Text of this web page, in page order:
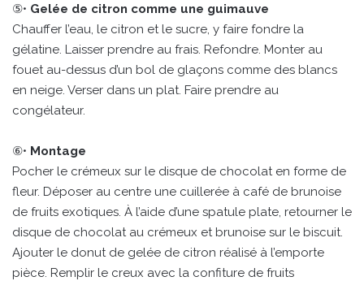
⑤• Gelée de citron comme une guimauve
Chauffer l’eau, le citron et le sucre, y faire fondre la
gélatine. Laisser prendre au frais. Refondre. Monter au
fouet au-dessus d’un bol de glaçons comme des blancs
en neige. Verser dans un plat. Faire prendre au
congélateur.
⑥• Montage
Pocher le crémeux sur le disque de chocolat en forme de
fleur. Déposer au centre une cuillerée à café de brunoise
de fruits exotiques. À l’aide d’une spatule plate, retourner le
disque de chocolat au crémeux et brunoise sur le biscuit.
Ajouter le donut de gelée de citron réalisé à l’emporte
pièce. Remplir le creux avec la confiture de fruits